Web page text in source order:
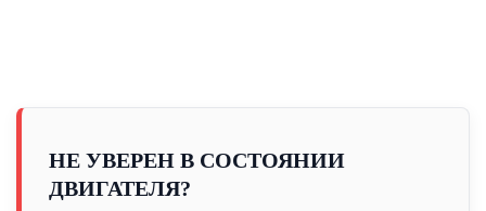
НЕ УВЕРЕН В СОСТОЯНИИ
ДВИГАТЕЛЯ?